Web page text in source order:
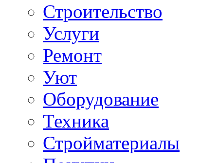
Строительство
Услуги
Ремонт
Уют
Оборудование
Техника
Стройматериалы